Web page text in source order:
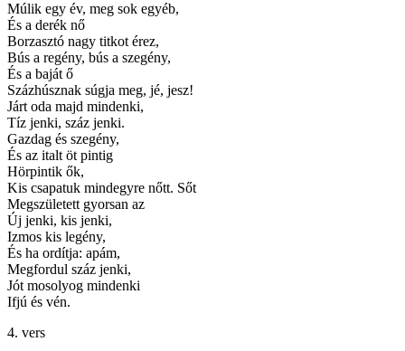
Múlik egy év, meg sok egyéb,
És a derék nő
Borzasztó nagy titkot érez,
Bús a regény, bús a szegény,
És a baját ő
Százhúsznak súgja meg, jé, jesz!
Járt oda majd mindenki,
Tíz jenki, száz jenki.
Gazdag és szegény,
És az italt öt pintig
Hörpintik ők,
Kis csapatuk mindegyre nőtt. Sőt
Megszületett gyorsan az
Új jenki, kis jenki,
Izmos kis legény,
És ha ordítja: apám,
Megfordul száz jenki,
Jót mosolyog mindenki
Ifjú és vén.
4. vers